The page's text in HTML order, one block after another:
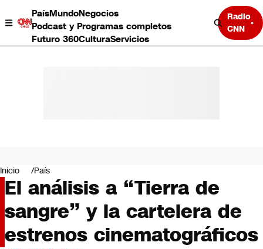
PaísMundoNegocios
Podcast y Programas completos
Futuro 360CulturaServicios
Radio
CNN
Negocios
Deportes
Programas completos
Cultura
Servicios
Bits
Inicio País
El análisis a “Tierra de
sangre” y la cartelera de
estrenos cinematográficos